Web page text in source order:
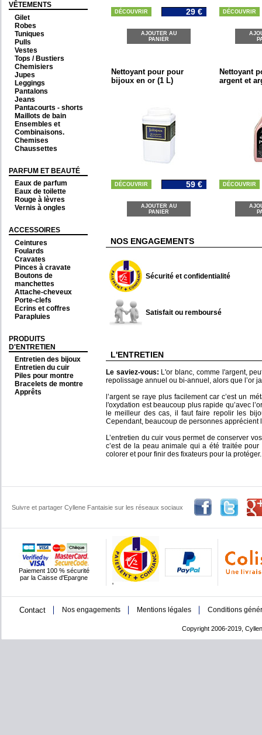
VÊTEMENTS
Gilet
Robes
Tuniques
Pulls
Vestes
Tops / Bustiers
Chemisiers
Jupes
Leggings
Pantalons
Jeans
Pantacourts - shorts
Maillots de bain
Ensembles et
Combinaisons.
Chemises
Chaussettes
PARFUM ET BEAUTÉ
Eaux de parfum
Eaux de toilette
Rouge à lèvres
Vernis à ongles
ACCESSOIRES
Ceintures
Foulards
Cravates
Pinces à cravate
Boutons de
manchettes
Attache-cheveux
Porte-clefs
Ecrins et coffres
Parapluies
PRODUITS
D'ENTRETIEN
Entretien des bijoux
Entretien du cuir
Piles pour montre
Bracelets de montre
Apprêts
DÉCOUVRIR 29 €
AJOUTER AU
PANIER
DÉCOUVRIR
Nettoyant pour pour
bijoux en or (1 L)
DÉCOUVRIR 59 €
AJOUTER AU
PANIER
Nettoyant
argent et
DÉCOUVRIR
NOS ENGAGEMENTS
Sécurité et confidentialité
Satisfait ou remboursé
L'ENTRETIEN
Le saviez-vous: L'or blanc, comme l'argent,
repolissage annuel ou bi-annuel, alors que l’or
l’argent se raye plus facilement car c’est un
l'oxydation est beaucoup plus rapide qu’avec
le meilleur des cas, il faut faire repolir les
Cependant, beaucoup de personnes apprécient
L’entretien du cuir vous permet de conserver
c’est de la peau animale qui a été traitée
colorer et pour finir des fixateurs pour la protéger.
Suivre et partager Cyllene Fantaisie sur les réseaux sociaux
Paiement 100 % sécurité
par la Caisse d'Epargne
'
Contact Nos engagements Mentions légales Conditions
Copyright 2006-2019,